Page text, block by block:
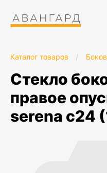
Каталог товаров /
стекло боковое переднее
правое
serena c24